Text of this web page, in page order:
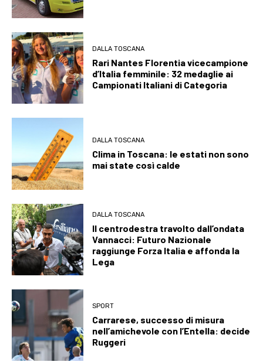
DALLA TOSCANA
Rari Nantes Florentia vicecampione
d’Italia femminile: 32 medaglie ai
Campionati Italiani di Categoria
DALLA TOSCANA
Clima in Toscana: le estati non sono
mai state così calde
DALLA TOSCANA
Il centrodestra travolto dall’ondata
Vannacci: Futuro Nazionale
raggiunge Forza Italia e affonda la
Lega
SPORT
Carrarese, successo di misura
nell’amichevole con l’Entella: decide
Ruggeri